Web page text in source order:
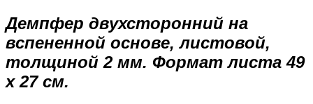
Демпфер двухсторонний на
вспененной основе, листовой,
толщиной 2 мм. Формат листа 49
х 27 см.